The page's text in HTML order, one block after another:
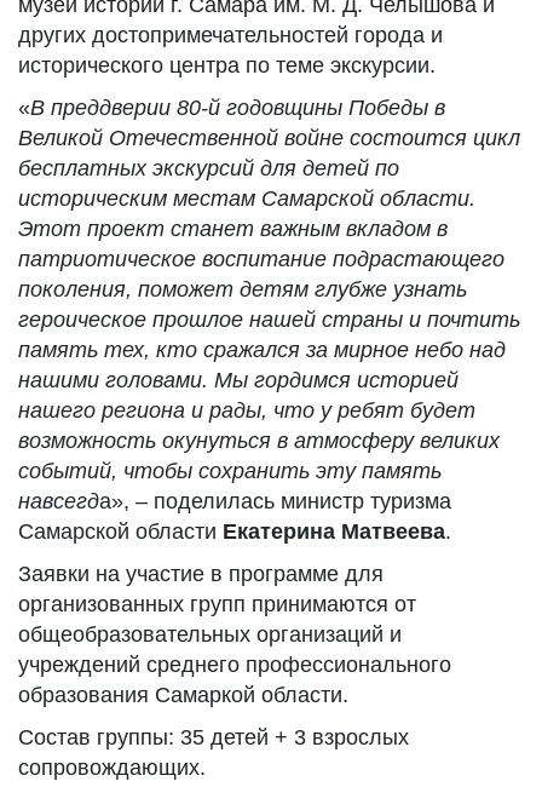
музей истории г. Самара им. М. Д. Челышова и
других достопримечательностей города и
исторического центра по теме экскурсии.
«В преддверии 80-й годовщины Победы в
Великой Отечественной войне состоится цикл
бесплатных экскурсий для детей по
историческим местам Самарской области.
Этот проект станет важным вкладом в
патриотическое воспитание подрастающего
поколения, поможет детям глубже узнать
героическое прошлое нашей страны и почтить
память тех, кто сражался за мирное небо над
нашими головами. Мы гордимся историей
нашего региона и рады, что у ребят будет
возможность окунуться в атмосферу великих
событий, чтобы сохранить эту память
навсегда», – поделилась министр туризма
Самарской области Екатерина Матвеева.
Заявки на участие в программе для
организованных групп принимаются от
общеобразовательных организаций и
учреждений среднего профессионального
образования Самаркой области.
Состав группы: 35 детей + 3 взрослых
сопровождающих.